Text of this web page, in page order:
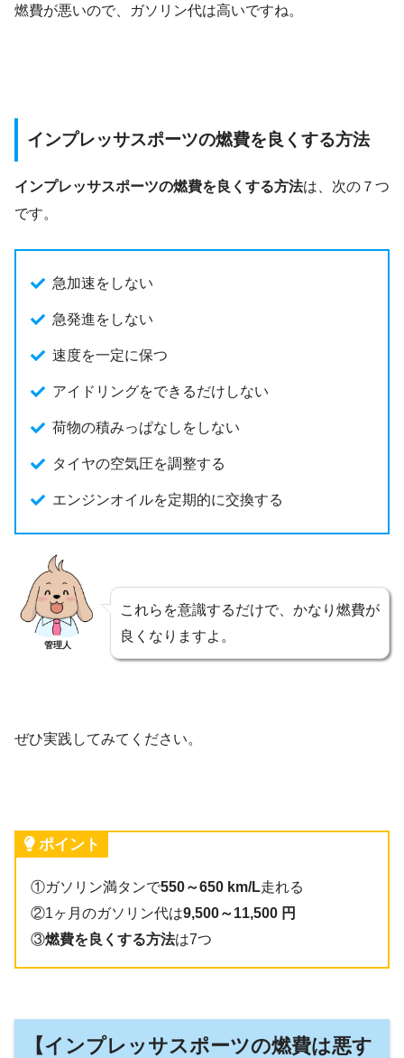
燃費が悪いので、ガソリン代は高いですね。
インプレッサスポーツの燃費を良くする方法
インプレッサスポーツの燃費を良くする方法は、次の７つ
です。
急加速をしない
急発進をしない
速度を一定に保つ
アイドリングをできるだけしない
荷物の積みっぱなしをしない
タイヤの空気圧を調整する
エンジンオイルを定期的に交換する
管理人
これらを意識するだけで、かなり燃費が
良くなりますよ。
ぜひ実践してみてください。
ポイント
①ガソリン満タンで550～650 km/L走れる
②1ヶ月のガソリン代は9,500～11,500 円
③燃費を良くする方法は7つ
【インプレッサスポーツの燃費は悪す